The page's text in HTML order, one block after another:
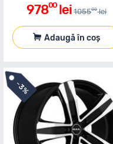
97800 lei 105500 lei
Adaugă în coș
-
3%